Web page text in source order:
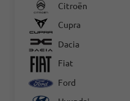
Citroën
Cupra
Dacia
Fiat
Ford